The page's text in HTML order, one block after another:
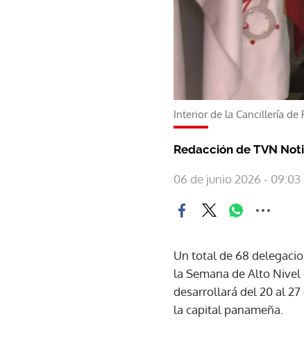
Interior de la Cancillería de
Redacción de TVN
06 de junio 2026 - 09:03
Un total de 68
la Semana de Alto Nivel
desarrollará del 20 al
la capital panameña.